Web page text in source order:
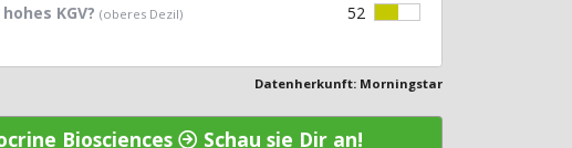
hohes KGV?(oberes Dezil) 52
Datenherkunft: Morningstar
Biosciences Schau sie Dir an!